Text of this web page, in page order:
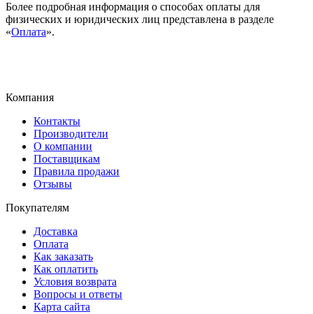
Более подробная информация о способах оплаты для
физических и юридических лиц представлена в разделе
«Оплата».
Компания
Контакты
Производители
О компании
Поставщикам
Правила продажи
Отзывы
Покупателям
Доставка
Оплата
Как заказать
Как оплатить
Условия возврата
Вопросы и ответы
Карта сайта